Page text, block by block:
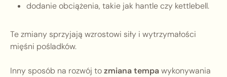
dodanie obciążenia, takie jak hantle czy kettlebell.
Te zmiany sprzyjają wzrostowi siły i wytrzymałości
mięśni pośladków.
Inny sposób na rozwój tozmiana tempawykonywania